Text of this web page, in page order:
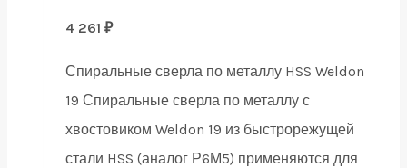
4 261 ₽
Спиральные сверла по металлу HSS Weldon
19 Спиральные сверла по металлу с
хвостовиком Weldon 19 из быстрорежущей
стали HSS (аналог Р6М5) применяются для